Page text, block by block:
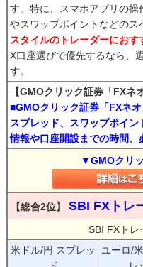
す。特に、スマホアプリの操
やスワップポイントなどのス
スタイルのトレーダーにおす
X口座選びで優先するなら、
す。
【GMOクリック証券「FXネ
■GMOクリック証券「FXネ
スプレッド、スワップポイ
情報や口座開設までの時間、
▼GMOクリ
【総合2位】 SBI FXトレ
SBI FXトレ
米ドル/円 スプレッ
ユーロ/